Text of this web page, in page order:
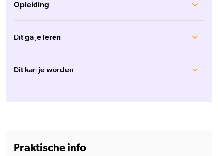
Opleiding
Dit ga je leren
Dit kan je worden
Praktische info